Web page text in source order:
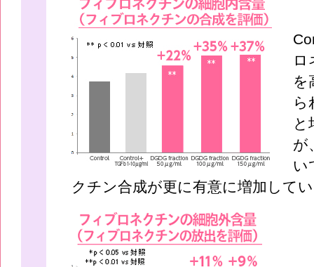
ロ
を
ら
と
が
い
クチン合成が更に有意に増加して